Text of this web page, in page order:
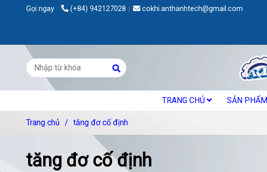
Gọi ngay (+84) 942127028 cokhi.anthanhtech@gmail.com
TRANG CHỦ SẢN PHẨM
Trang chủ / tăng đơ cố định
tăng đơ cố định